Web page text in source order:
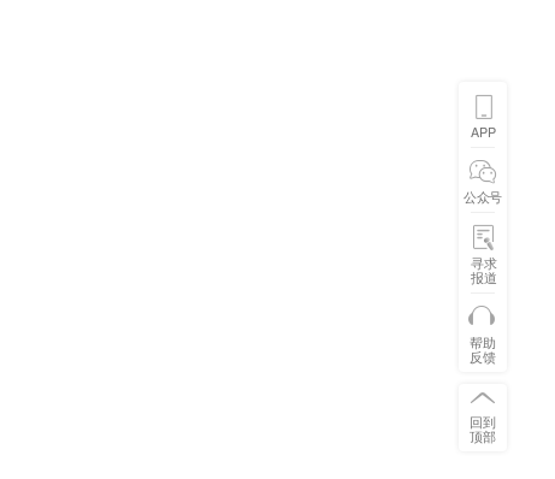
APP
公众号
寻求
报道
帮助
反馈
回到
顶部